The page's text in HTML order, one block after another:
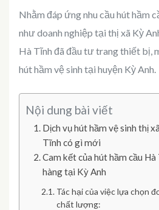
Nhằm đáp ứng nhu cầu hút hầm
như doanh nghiệp tại thị xã Kỳ
Hà Tĩnh đã đầu tư trang thiết bị,
hút hầm vệ sinh tại huyện Kỳ Anh.
Nội dung bài viết
Dịch vụ hút hầm vệ sinh thị
Tĩnh có gì mới
Cam kết của hút hầm cầu
hàng tại Kỳ Anh
Tác hại của việc lựa chọn
chất lượng: